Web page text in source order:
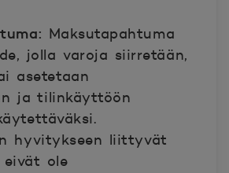
Maksutapahtuma
jolla varoja siirretään,
asetetaan
ja tilinkäyttöön
hyvitykseen liittyvät
ole